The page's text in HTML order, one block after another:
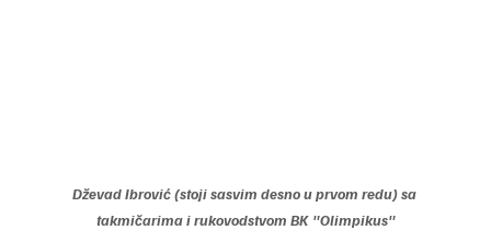
Dževad Ibrović (stoji sasvim desno u prvom redu) sa
takmičarima i rukovodstvom BK "Olimpikus"